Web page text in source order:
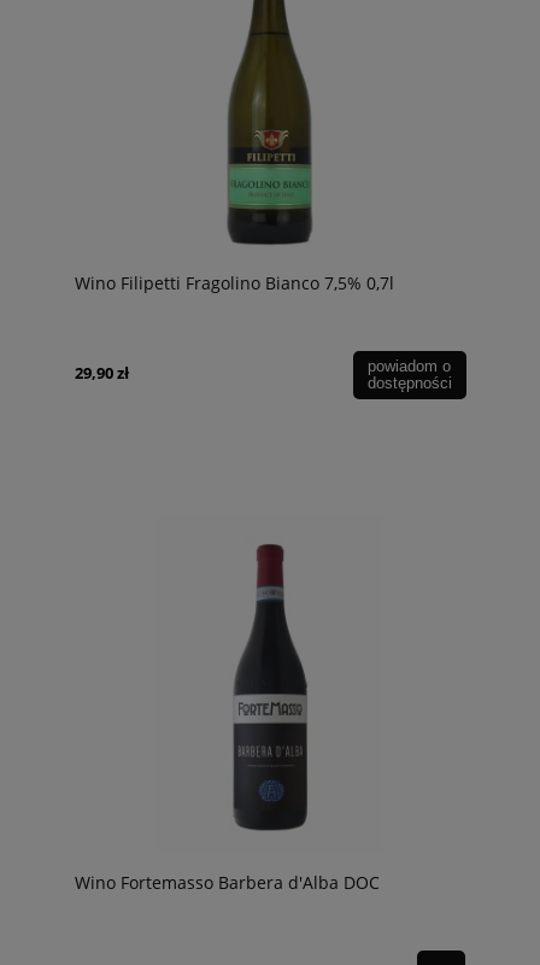
Wino Filipetti Fragolino Bianco 7,5% 0,7l
29,90 zł
powiadom o
dostępności
Wino Fortemasso Barbera d'Alba DOC